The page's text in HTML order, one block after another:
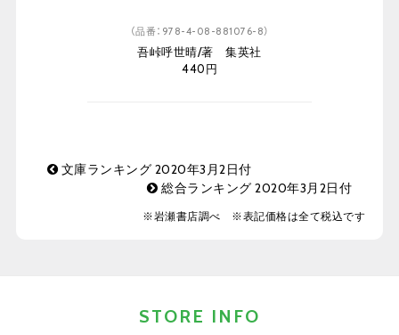
（品番：978-4-08-881076-8）
吾峠呼世晴/著 集英社
440円
文庫ランキング 2020年3月2日付
総合ランキング 2020年3月2日付
※岩瀬書店調べ ※表記価格は全て税込です
STORE INFO